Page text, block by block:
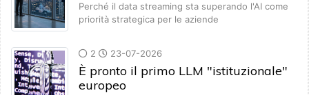
Perché il data streaming sta superando l'AI come
priorità strategica per le aziende
2 23-07-2026
È pronto il primo LLM "istituzionale"
europeo